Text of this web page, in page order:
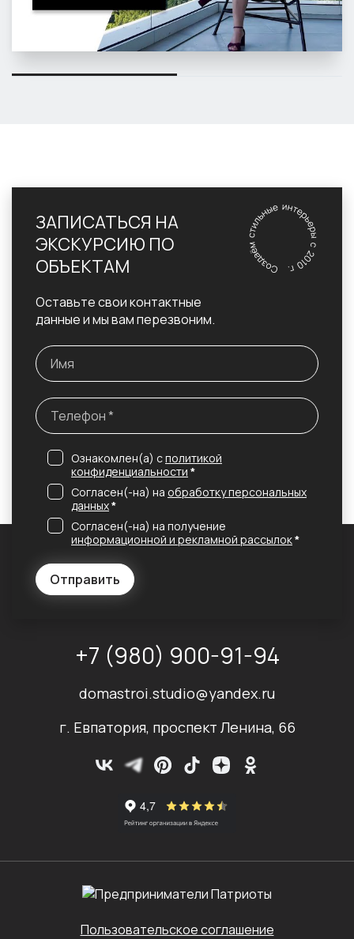
ЗАПИСАТЬСЯ НА
ЭКСКУРСИЮ ПО
ОБЪЕКТАМ
Оставьте свои контактные
данные и мы вам перезвоним.
Отправить
Ознакомлен(а) сполитикой
конфиденциальности *
Согласен(-на) на обработку персональных
данных*
Согласен(-на) на получение
информационной и рекламной рассылок*
+7 (980) 900-91-94
domastroi.studio@yandex.ru
г. Евпатория, проспект Ленина, 66
Пользовательское соглашение